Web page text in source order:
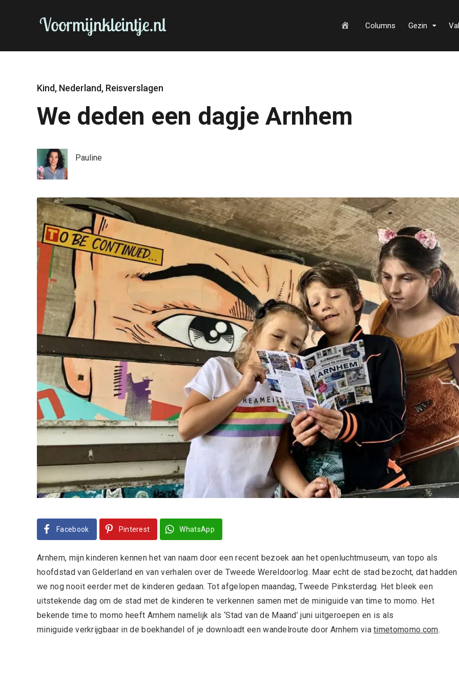
Columns Gezin
Kind, Nederland, Reisverslagen
We deden een dagje Arnhem
Pauline
Facebook Pinterest WhatsApp
Arnhem, mijn kinderen kennen het van naam door een recent bezoek aan het openluchtmuseum, van topo als
hoofdstad van Gelderland en van verhalen over de Tweede Wereldoorlog. Maar echt de stad bezocht, dat hadden
we nog nooit eerder met de kinderen gedaan. Tot afgelopen maandag, Tweede Pinksterdag. Het bleek een
uitstekende dag om de stad met de kinderen te verkennen samen met de miniguide van time to momo. Het
bekende time to momo heeft Arnhem namelijk als ‘Stad van de Maand’ juni uitgeroepen en is als
miniguide verkrijgbaar in de boekhandel of je downloadt een wandelroute door Arnhem viatimetomomo.com.